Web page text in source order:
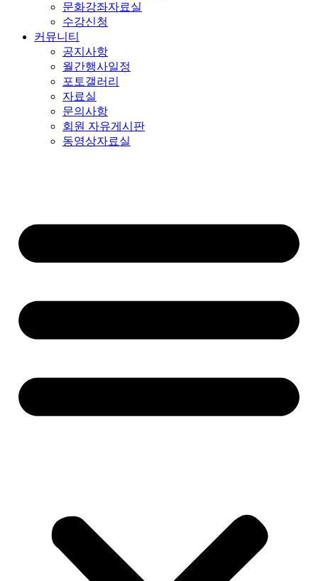
문화강좌자료실
수강신청
커뮤니티
공지사항
월간행사일정
포토갤러리
자료실
문의사항
회원 자유게시판
동영상자료실